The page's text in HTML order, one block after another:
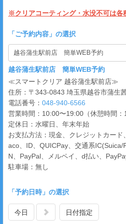
※クリアコーティング・水没不可は各
「ご予約内容 」の選択
越谷蒲生駅前店 簡単WEB予約
≪スマートクリア 越谷蒲生駅前店≫
住所：〒343-0843 埼玉県越谷市蒲生
電話番号： 048-940-6566
営業時間：10:00〜19:00（休憩時間：
定休日：水曜日、年末年始
お支払方法：現金、クレジットカー
aco、ID、QUICPay、交通系IC(Suica/
N、PayPal、メルペイ、d払い、
駐車場：無し
「予約日時」の選択
今日 日付指定